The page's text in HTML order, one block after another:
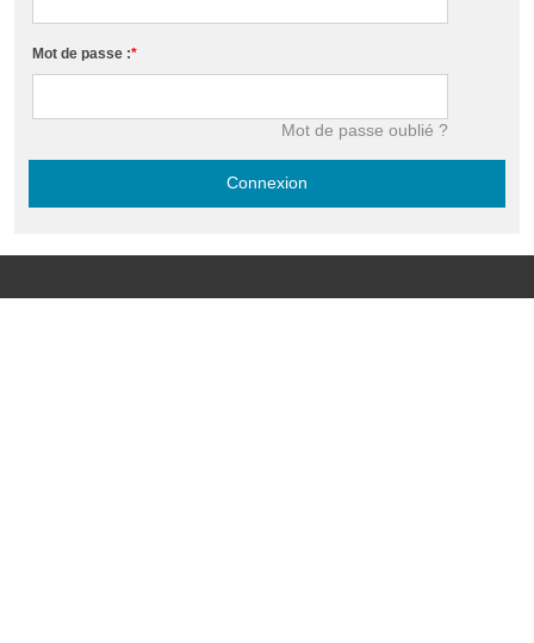
Mot de passe :
Mot de passe oublié ?
Connexion